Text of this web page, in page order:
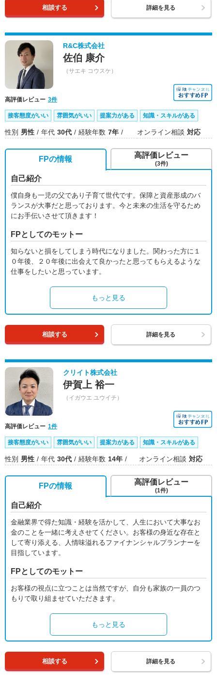
相談する 詳細を見る
R&C株式会社
佐伯 康介
（サエキ コウスケ）
高評価レビュー 3件
接客態度がいい 雰囲気がいい 提案力がある 知識・スキルがある
性別 男性 年代 30代 経験年数 7年 オンライン相談 対応
FPの情報
自己紹介
僕自身も一児の父であり子育て世代です。保障と資産形成のバ
ランスが大事だと思っております。今と未来の生活を守るため
にお手伝いさせて頂きます！
FPとしてのモットー
知らないと損をしてしまう時代になりました。関わった方に１
０年後、２０年後に出会えて良かったと思ってもらえるような
仕事をしたいと思っています。
もっと見る
高評価レビュー
(3件)
相談する 詳細を見る
クリイト株式会社
伊賀上 裕一
（イガウエ ユウイチ）
高評価レビュー 1件
接客態度がいい 雰囲気がいい 提案力がある 知識・スキルがある
性別 男性 年代 30代 経験年数 14年 オンライン相談 対応
FPの情報
自己紹介
金融業界で得た知識・経験を活かして、人生において大事なお
金のことを一緒に考えさせてください。お客様の身近な存在と
して寄り添える、人情味溢れるファイナンシャルプランナーを
目指しています。
FPとしてのモットー
お客様の視点に立つことは当然ですが、自分も家族の一員のつ
もりで取り組ませていただきます。
もっと見る
高評価レビュー
(1件)
相談する 詳細を見る